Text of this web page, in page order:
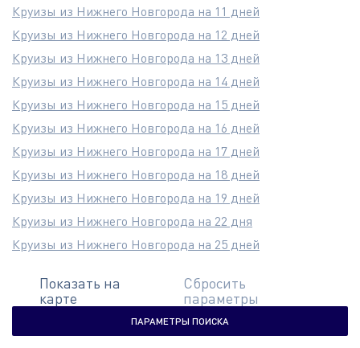
Круизы из Нижнего Новгорода на 11 дней
Круизы из Нижнего Новгорода на 12 дней
Круизы из Нижнего Новгорода на 13 дней
Круизы из Нижнего Новгорода на 14 дней
Круизы из Нижнего Новгорода на 15 дней
Круизы из Нижнего Новгорода на 16 дней
Круизы из Нижнего Новгорода на 17 дней
Круизы из Нижнего Новгорода на 18 дней
Круизы из Нижнего Новгорода на 19 дней
Круизы из Нижнего Новгорода на 22 дня
Круизы из Нижнего Новгорода на 25 дней
Показать на
карте
Сбросить
параметры
ПАРАМЕТРЫ ПОИСКА